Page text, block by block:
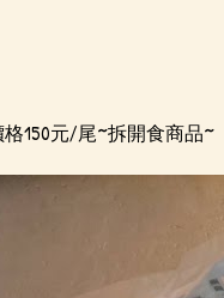
150元/尾~拆開食商品~